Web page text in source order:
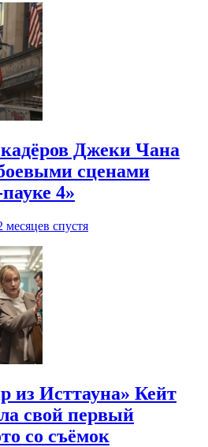
Джеки Чана
сценами
4»
месяцев спустя
из Исттауна» Кейт
свой первый
со съёмок